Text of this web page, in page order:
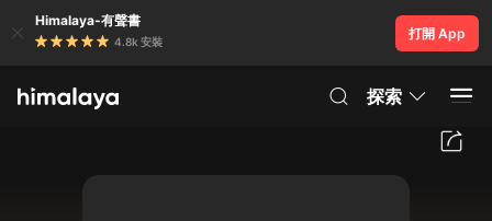
Himalaya-有聲書
4.8k 安裝
打開 App
探索